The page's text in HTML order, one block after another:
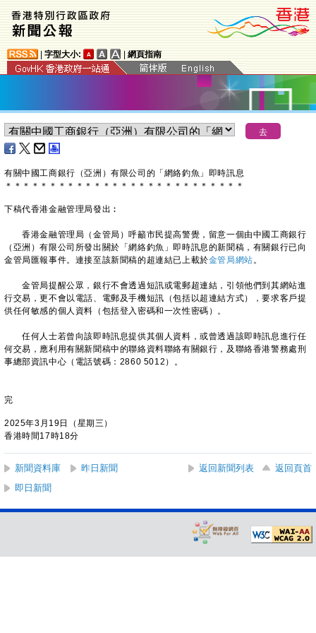
字型大小: 網頁指南
有關中國工商銀行（亞洲）有限公司的「網絡釣魚」即時訊息
＊ ＊ ＊ ＊ ＊ ＊ ＊ ＊ ＊ ＊ ＊ ＊ ＊ ＊ ＊ ＊ ＊ ＊ ＊ ＊ ＊ ＊ ＊ ＊ ＊ ＊ ＊
下稿代香港金融管理局發出︰
香港金融管理局（金管局）呼籲市民提高警覺，留意一個由中國工商銀行
（亞洲）有限公司所發出關於「網絡釣魚」即時訊息的新聞稿，有關銀行已向
金管局匯報事件。連接至該新聞稿的超連結已上載於金管局網站。
金管局提醒公眾，銀行不會透過短訊或電郵超連結，引領他們到其網站進
行交易，更不會以電話、電郵及手機短訊（包括以超連結方式），要求客戶提
供任何敏感的個人資料（包括登入密碼和一次性密碼）。
任何人士若曾向該即時訊息提供其個人資料，或曾透過該即時訊息進行任
何交易，應利用有關新聞稿中的聯絡資料聯絡有關銀行，及聯絡香港警務處刑
事總部資訊中心（電話號碼：2860 5012）。
完
2025年3月19日（星期三）
香港時間17時18分
新聞資料庫 昨日新聞 返回新聞列表
返回頁首
即日新聞